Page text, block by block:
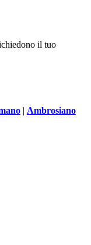
il tuo
| Ambrosiano